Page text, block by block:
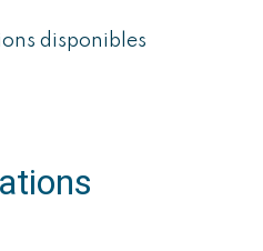
disponibles